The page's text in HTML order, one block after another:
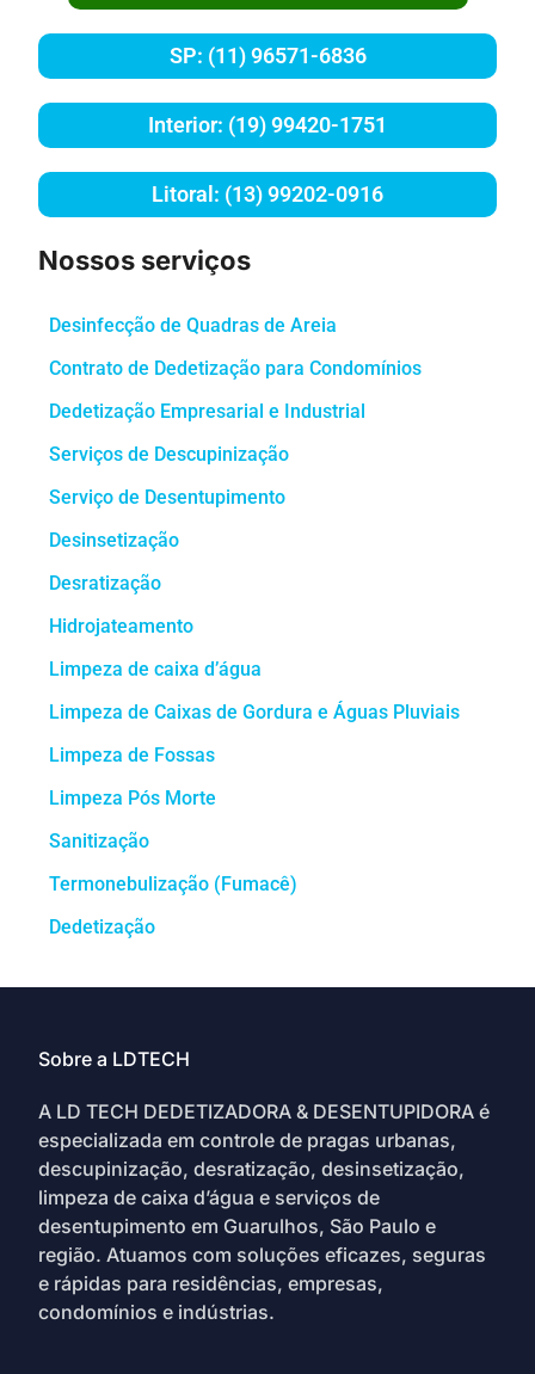
SP: (11) 96571-6836
Interior: (19) 99420-1751
Litoral: (13) 99202-0916
Nossos serviços
Desinfecção de Quadras de Areia
Contrato de Dedetização para Condomínios
Dedetização Empresarial e Industrial
Serviços de Descupinização
Serviço de Desentupimento
Desinsetização
Desratização
Hidrojateamento
Limpeza de caixa d’água
Limpeza de Caixas de Gordura e Águas Pluviais
Limpeza de Fossas
Limpeza Pós Morte
Sanitização
Termonebulização (Fumacê)
Dedetização
Sobre a LDTECH
A LD TECH DEDETIZADORA & DESENTUPIDORA é
especializada em controle de pragas urbanas,
descupinização, desratização, desinsetização,
limpeza de caixa d’água e serviços de
desentupimento em Guarulhos, São Paulo e
região. Atuamos com soluções eficazes, seguras
e rápidas para residências, empresas,
condomínios e indústrias.